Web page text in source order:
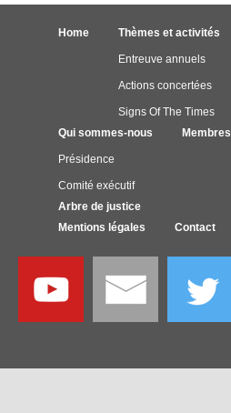
Home Thèmes et activités
Entreuve annuels
Actions concertées
Signs Of The Times
Qui sommes-nous
Présidence
Comité exécutif
Membres
Arbre de justice
Mentions légales
Contact